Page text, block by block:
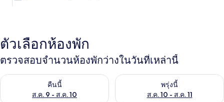
ตัวเลือกห้องพัก
ตรวจสอบจำนวนห้องพักว่างในวันที่เหล่านี้
คืนนี้
ส.ค. 9 - ส.ค. 10
ตรวจสอบจำนวนห้องพักว่างในคืนนี้ ส.ค. 9 - ส.ค. 10
พรุ่งนี้
ส.ค. 10 - ส.ค. 11
ตรวจสอบจำนวนห้องพักว่างใน